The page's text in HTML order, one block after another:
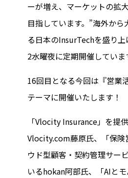
ーが増え、マーケットの拡
目指しています。”海外か
る日本のInsurTechを盛り
2水曜夜に定期開催していま
16回目となる今回は『営業
テーマに開催いたします！
「Vlocity Insurance」を提
Vlocity.com藤原氏、「保険
ウド型顧客・契約管理サー
いるhokan阿部氏、「AIと